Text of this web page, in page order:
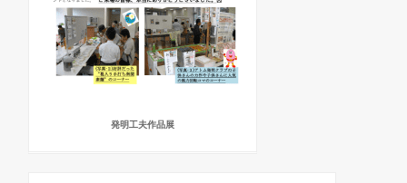
発明工夫作品展